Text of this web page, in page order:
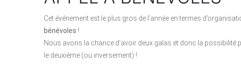
Cet événement est le plus gros de l’année en termes
bénévoles !
Nous avons la chance d’avoir deux galas et donc la possibilité
le deuxième (ou inversement) !